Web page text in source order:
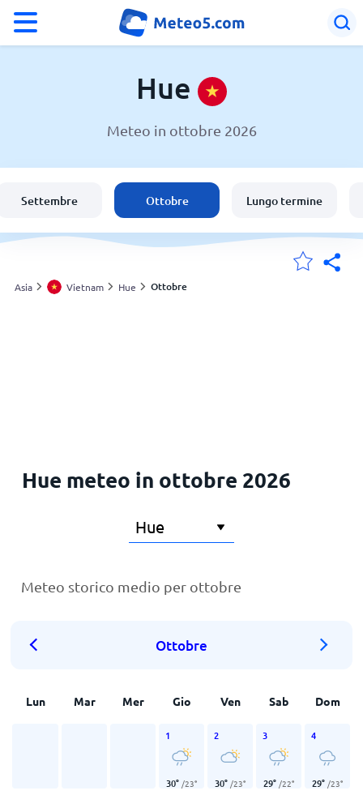
Italia
Svizzera
Hue
Meteo in ottobre 2026
Settembre Ottobre Lungo termine
Asia Vietnam Hue Ottobre
Hue meteo in ottobre 2026
Meteo storico medio per ottobre
Ottobre
Lun Mar Mer Gio Ven Sab Dom
1
30° /23°
2
30° /23°
3
29° /22°
4
29° /23°